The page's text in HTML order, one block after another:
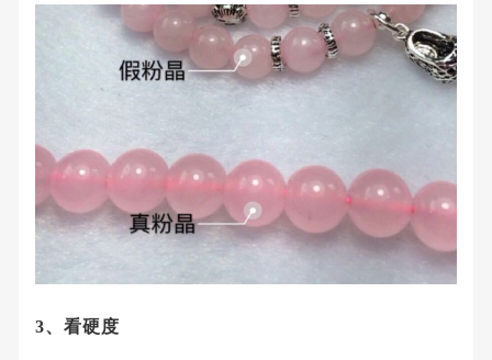
3、看硬度